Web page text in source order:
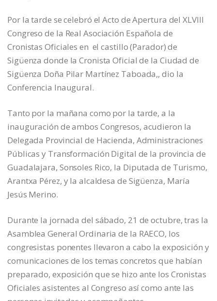
Por la tarde se celebró el Acto de Apertura del XLVIII
Congreso de la Real Asociación Española de
Cronistas Oficiales en el castillo (Parador) de
Sigüenza donde la Cronista Oficial de la Ciudad de
Sigüenza Doña Pilar Martínez Taboada,, dio la
Conferencia Inaugural.
Tanto por la mañana como por la tarde, a la
inauguración de ambos Congresos, acudieron la
Delegada Provincial de Hacienda, Administraciones
Públicas y Transformación Digital de la provincia de
Guadalajara, Sonsoles Rico, la Diputada de Turismo,
Arantxa Pérez, y la alcaldesa de Sigüenza, María
Jesús Merino.
Durante la jornada del sábado, 21 de octubre, tras la
Asamblea General Ordinaria de la RAECO, los
congresistas ponentes llevaron a cabo la exposición y
comunicaciones de los temas concretos que habían
preparado, exposición que se hizo ante los Cronistas
Oficiales asistentes al Congreso así como ante las